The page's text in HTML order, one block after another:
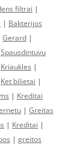
filtrai |
| Bakterijos
Gerard |
Spausdintuvu
Kriaukles |
Ket bilietai |
| Kreditai
| Greitas
| Kreditai |
| greitos